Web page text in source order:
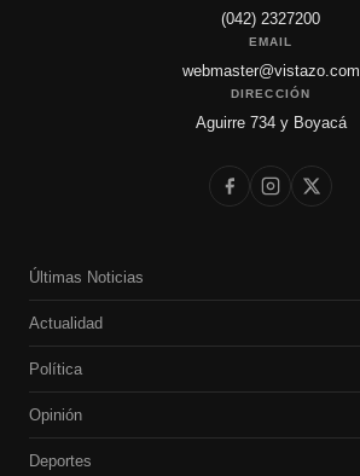
(042) 2327200
EMAIL
webmaster@vistazo.com
DIRECCIÓN
Aguirre 734 y Boyacá
Últimas Noticias
Actualidad
Política
Opinión
Deportes